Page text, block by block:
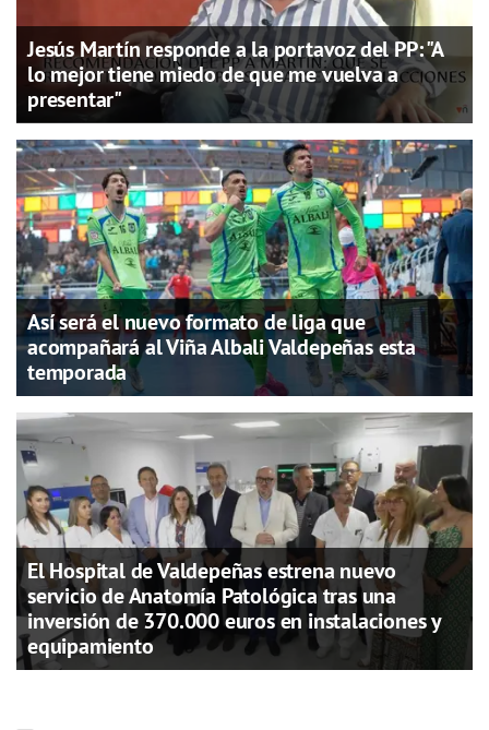
Jesús Martín responde a la portavoz del PP: "A
lo mejor tiene miedo de que me vuelva a
presentar"
Así será el nuevo formato de liga que
acompañará al Viña Albali Valdepeñas esta
temporada
El Hospital de Valdepeñas estrena nuevo
servicio de Anatomía Patológica tras una
inversión de 370.000 euros en instalaciones y
equipamiento